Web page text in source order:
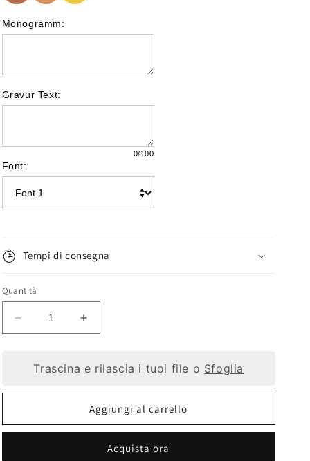
Monogramm:
Gravur Text:
0/100
Font:
Tempi di consegna
Quantità
Portachiavi
per
Portachiavi
con
Trascina e rilascia i tuoi file o Sfoglia
Aggiungi al carrello
Acquista ora